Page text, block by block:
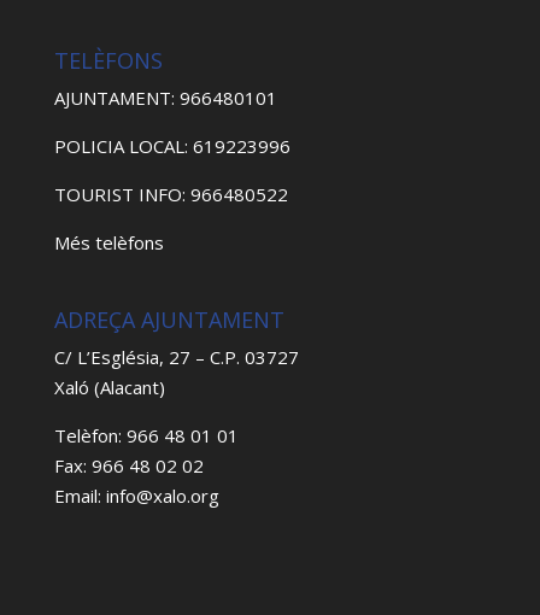
TELÈFONS
AJUNTAMENT: 966480101
POLICIA LOCAL: 619223996
TOURIST INFO: 966480522
Més telèfons
ADREÇA AJUNTAMENT
C/ L’Església, 27 – C.P. 03727
Xaló (Alacant)
Telèfon: 966 48 01 01
Fax: 966 48 02 02
Email: info@xalo.org